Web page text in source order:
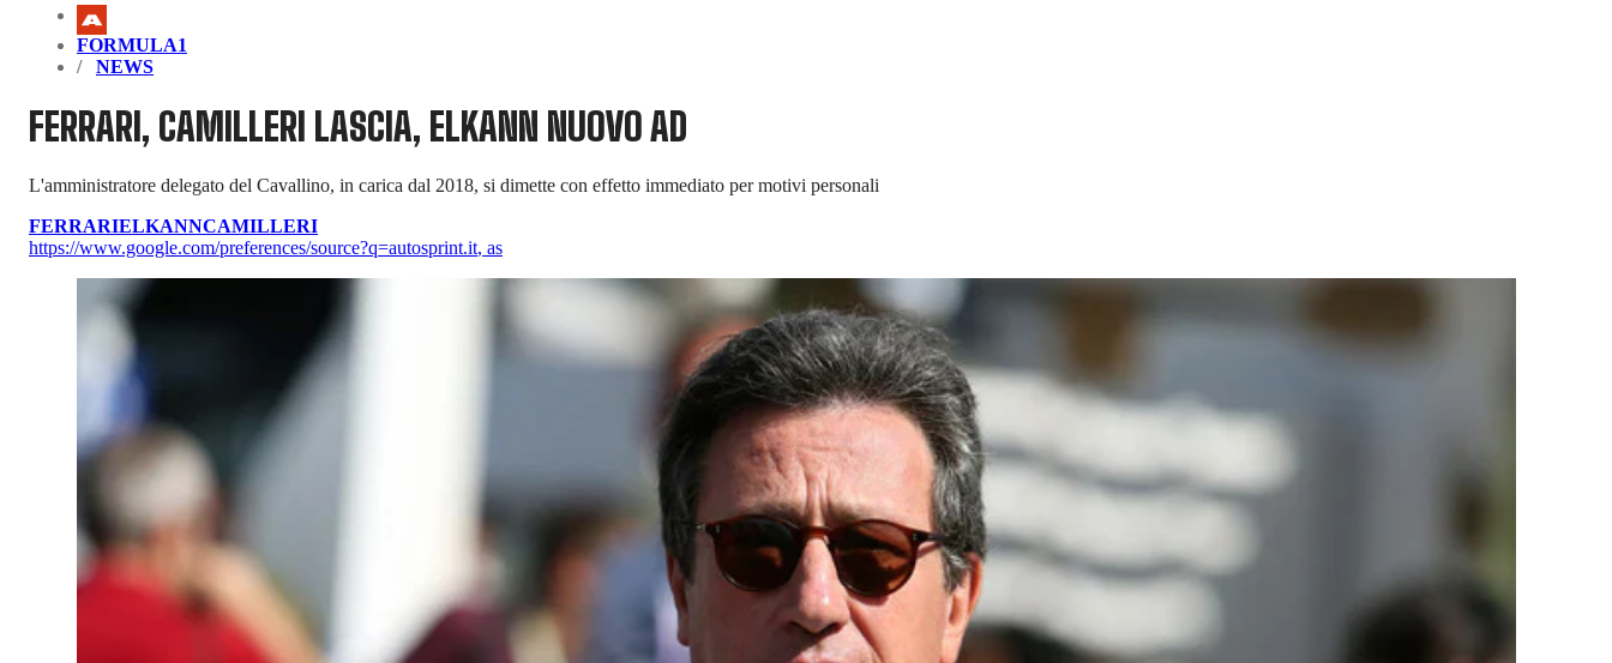
FORMULA1
NEWS
FERRARI, CAMILLERI LASCIA, ELKANN NUOVO AD
L'amministratore delegato del Cavallino, in carica dal 2018, si dimette con effetto immediato per motivi personali
FERRARIELKANNCAMILLERI
https://www.google.com/preferences/source?q=autosprint.it, as